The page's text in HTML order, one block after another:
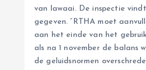
van lawaai. De inspectie
gegeven. “RTHA moet
aan het einde van het
als na 1 november de balans
de geluidsnormen